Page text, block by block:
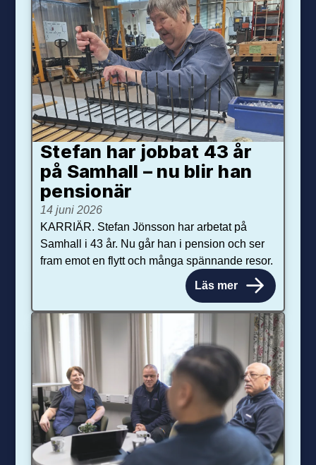
Stefan har jobbat 43 år
på Samhall – nu blir han
pensionär
14 juni 2026
KARRIÄR. Stefan Jönsson har arbetat på
Samhall i 43 år. Nu går han i pension och ser
fram emot en flytt och många spännande resor.
Läs mer